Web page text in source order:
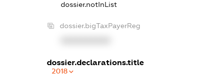
dossier.notInList
dossier.bigTaxPayerReg
dossier.declarations.title
2018